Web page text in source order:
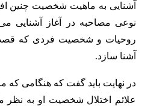
آشنایی به ماهیت شخصیت چنین
نوعی مصاحبه در آغاز آشنایی می
روحیات و شخصیت فردی که قصد
آشنا سازد.
در نهایت باید گفت که هنگامی که
علائم اختلال شخصیت او به نظر